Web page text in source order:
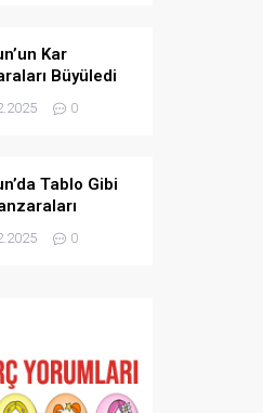
Kar
Büyüledi
0
Tablo Gibi
0